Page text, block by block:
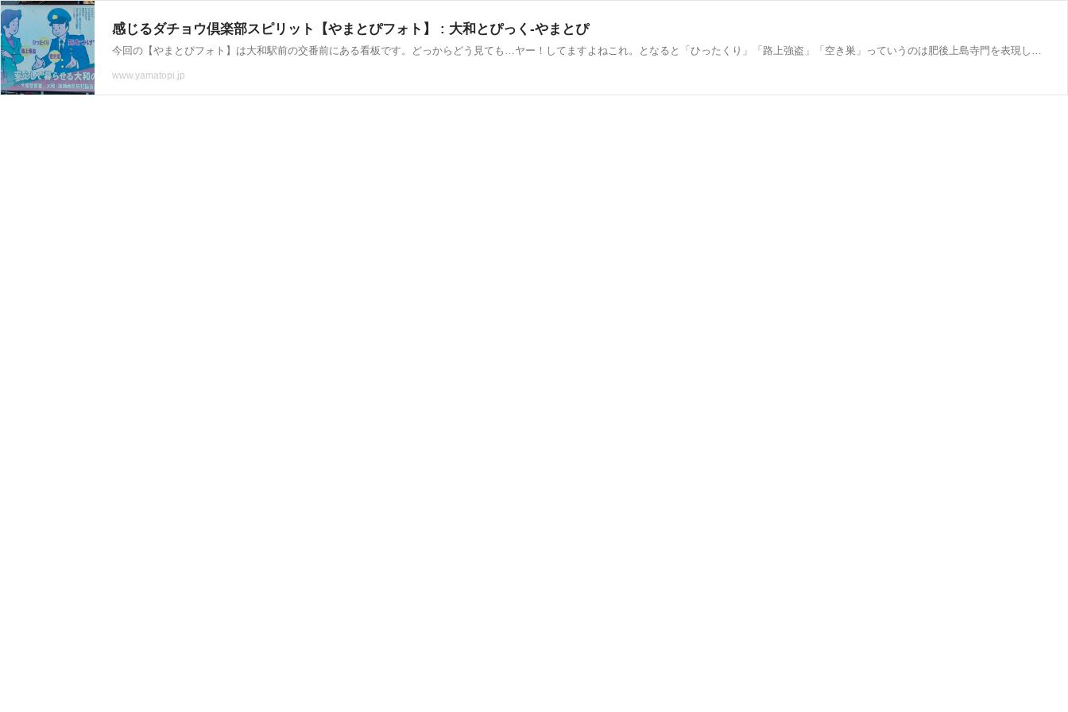
感じるダチョウ倶楽部スピリット【やまとぴフォト】 : 大和とぴっく-やまとぴ
今回の【やまとぴフォト】は大和駅前の交番前にある看板です。どっからどう見ても…ヤー！してますよねこれ。となると「ひったくり」「路上強盗」「空き巣」っていうのは肥後上島寺門を表現している…？でも警官から一般人にむけて「ヤー！」ができるくらいの信頼関係。それ
www.yamatopi.jp